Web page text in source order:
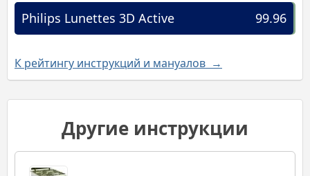
99.96
Philips Lunettes 3D Active
К рейтингу инструкций и мануалов →
Другие инструкции